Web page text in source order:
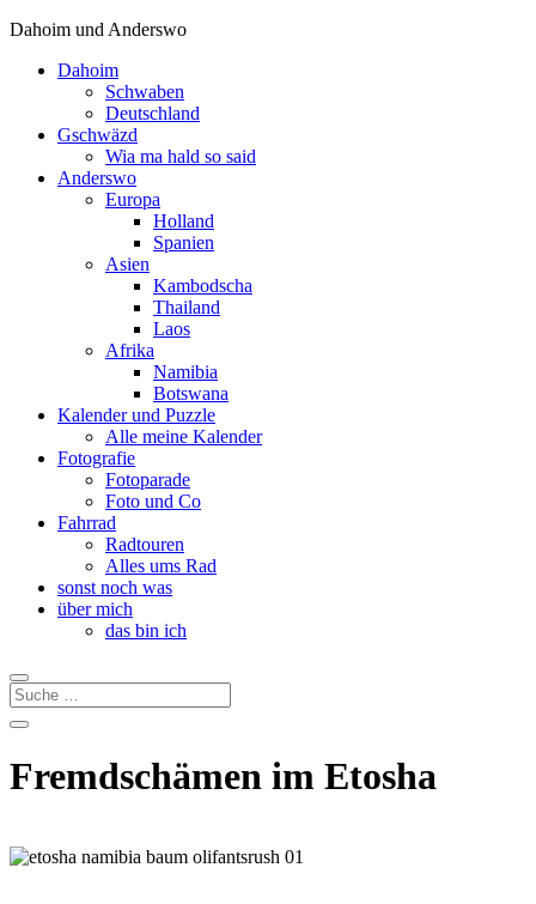
Dahoim und Anderswo
Dahoim
Schwaben
Deutschland
Gschwäzd
Wia ma hald so said
Anderswo
Europa
Holland
Spanien
Asien
Kambodscha
Thailand
Laos
Afrika
Namibia
Botswana
Kalender und Puzzle
Alle meine Kalender
Fotografie
Fotoparade
Foto und Co
Fahrrad
Radtouren
Alles ums Rad
sonst noch was
über mich
das bin ich
Fremdschämen im Etosha